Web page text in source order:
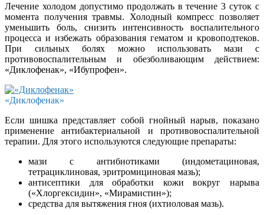
Лечение холодом допустимо продолжать в течение 3 суток с
момента получения травмы. Холодный компресс позволяет
уменьшить боль, снизить интенсивность воспалительного
процесса и избежать образования гематом и кровоподтеков.
При сильных болях можно использовать мази с
противовоспалительным и обезболивающим действием:
«Диклофенак», «Ибупрофен».
«Диклофенак»
Если шишка представляет собой гнойный нарыв, показано
применение антибактериальной и противовоспалительной
терапии. Для этого используются следующие препараты:
мази с антибиотиками (индометациновая,
тетрациклиновая, эритромициновая мазь);
антисептики для обработки кожи вокруг нарыва
(«Хлоргексидин», «Мирамистин»);
средства для вытяжения гноя (ихтиоловая мазь).